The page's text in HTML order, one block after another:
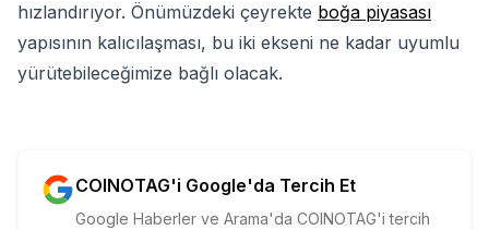
hızlandırıyor. Önümüzdeki çeyrekte boğa piyasası
yapısının kalıcılaşması, bu iki ekseni ne kadar uyumlu
yürütebileceğimize bağlı olacak.
COINOTAG'i Google'da Tercih Et
Google Haberler ve Arama'da COINOTAG'i tercih